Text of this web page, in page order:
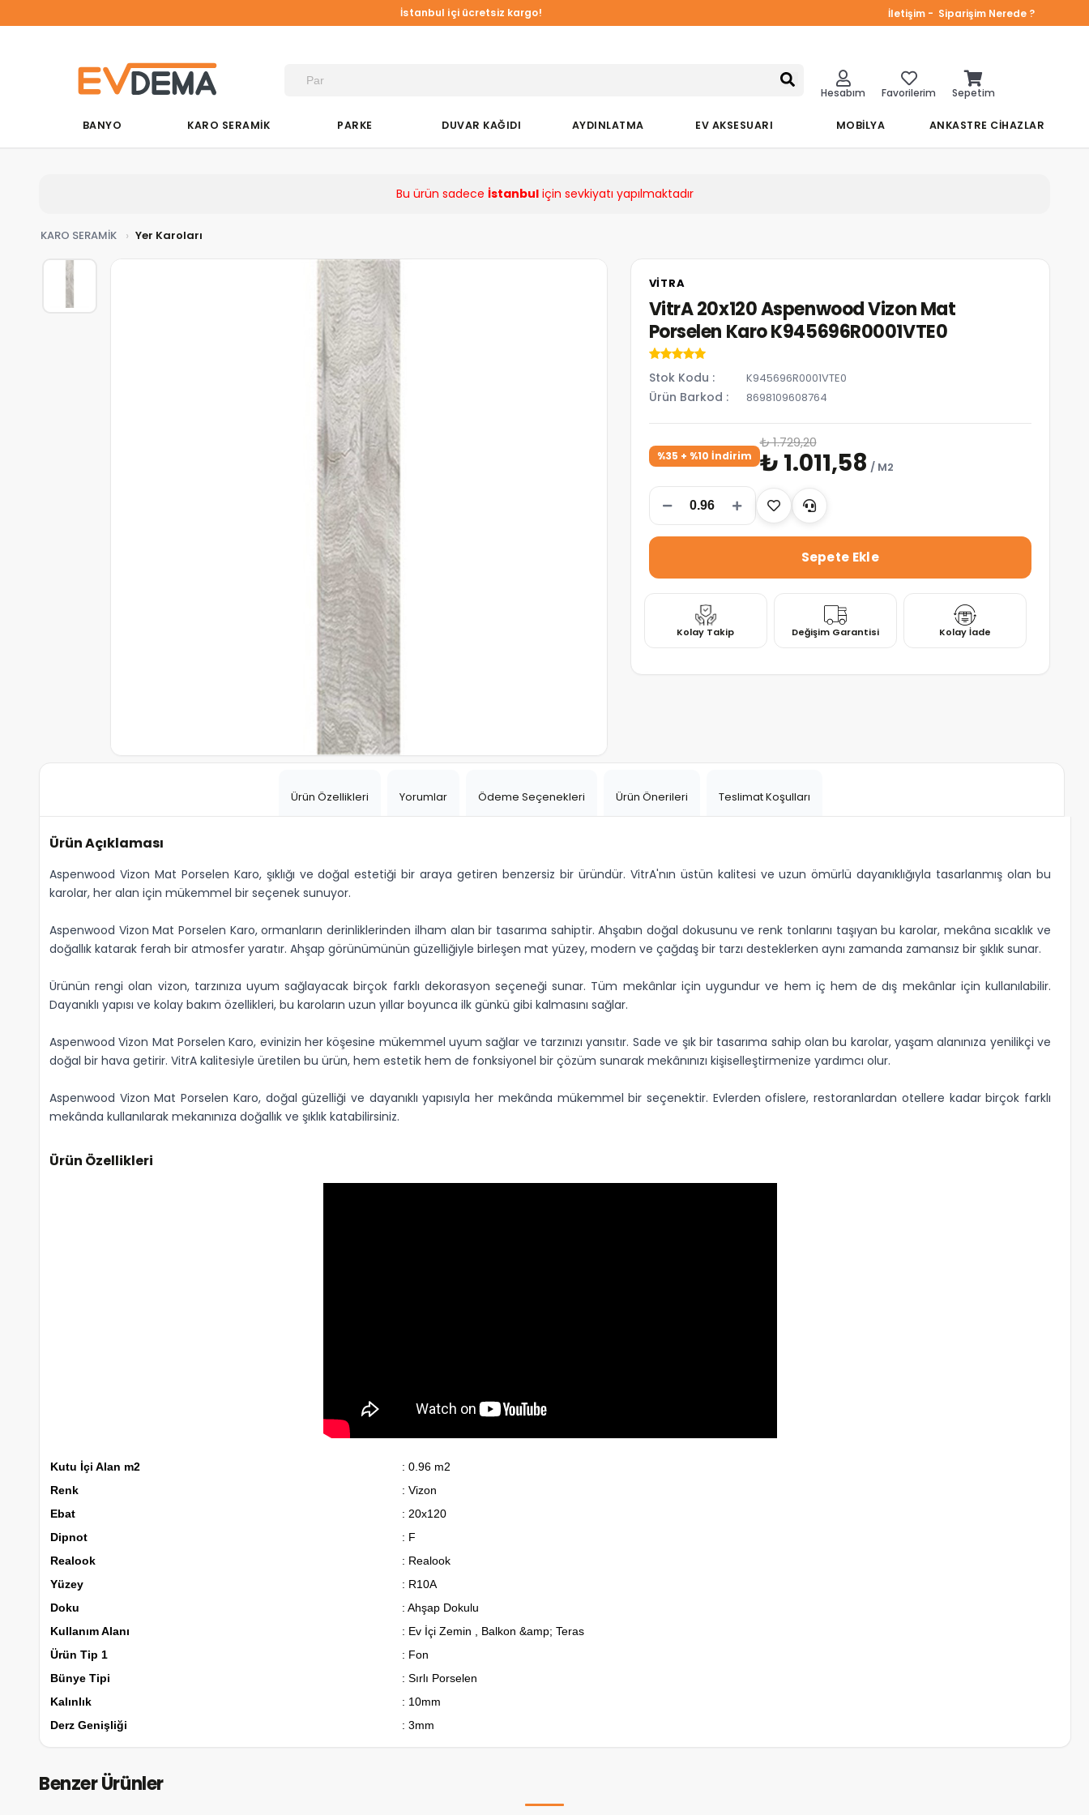
İstanbul içi ücretsiz kargo! İletişim - Siparişim Nerede ?
Hesabım Favorilerim Sepetim
BANYO KARO SERAMİK PARKE DUVAR KAĞIDI AYDINLATMA EV AKSESUARI MOBİLYA ANKASTRE CİHAZLAR
Bu ürün sadece İstanbuliçin sevkiyatı yapılmaktadır
KARO SERAMİK Yer Karoları
VITRA
VitrA 20x120 Aspenwood Vizon Mat
Porselen Karo K945696R0001VTE0
Stok Kodu K945696R0001VTE0
Ürün Barkod 8698109608764
%35 + %10 İndirim
₺ 1.729,20
₺ 1.011,58 / M2
Kolay Takip Değişim Garantisi Kolay İade
Ürün Özellikleri Yorumlar Ödeme Seçenekleri Ürün Önerileri Teslimat Koşulları
Ürün Açıklaması
Aspenwood Vizon Mat Porselen Karo, şıklığı ve doğal estetiği bir araya getiren benzersiz bir üründür. VitrA'nın üstün kalitesi ve uzun ömürlü dayanıklığıyla tasarlanmış olan bu
karolar, her alan için mükemmel bir seçenek sunuyor.
Aspenwood Vizon Mat Porselen Karo, ormanların derinliklerinden ilham alan bir tasarıma sahiptir. Ahşabın doğal dokusunu ve renk tonlarını taşıyan bu karolar, mekâna sıcaklık ve
doğallık katarak ferah bir atmosfer yaratır. Ahşap görünümünün güzelliğiyle birleşen mat yüzey, modern ve çağdaş bir tarzı desteklerken aynı zamanda zamansız bir şıklık sunar.
Ürünün rengi olan vizon, tarzınıza uyum sağlayacak birçok farklı dekorasyon seçeneği sunar. Tüm mekânlar için uygundur ve hem iç hem de dış mekânlar için kullanılabilir.
Dayanıklı yapısı ve kolay bakım özellikleri, bu karoların uzun yıllar boyunca ilk günkü gibi kalmasını sağlar.
Aspenwood Vizon Mat Porselen Karo, evinizin her köşesine mükemmel uyum sağlar ve tarzınızı yansıtır. Sade ve şık bir tasarıma sahip olan bu karolar, yaşam alanınıza yenilikçi ve
doğal bir hava getirir. VitrA kalitesiyle üretilen bu ürün, hem estetik hem de fonksiyonel bir çözüm sunarak mekânınızı kişiselleştirmenize yardımcı olur.
Aspenwood Vizon Mat Porselen Karo, doğal güzelliği ve dayanıklı yapısıyla her mekânda mükemmel bir seçenektir. Evlerden ofislere, restoranlardan otellere kadar birçok farklı
mekânda kullanılarak mekanınıza doğallık ve şıklık katabilirsiniz.
Ürün Özellikleri
Kutu İçi Alan m2
: 0.96 m2
Renk
: Vizon
Ebat
: 20x120
Dipnot
: F
Realook
: Realook
Yüzey
: R10A
Doku
: Ahşap Dokulu
Kullanım Alanı
: Ev İçi Zemin , Balkon &amp; Teras
Ürün Tip 1
: Fon
Bünye Tipi
: Sırlı Porselen
Kalınlık
: 10mm
Derz Genişliği
: 3mm
Benzer Ürünler